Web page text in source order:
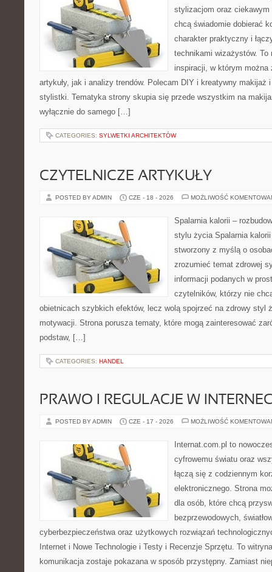
stylizacjom oraz ciekawym
chcą świadomie dobierać
charakter praktyczny i
technikami wizażystów. To
inspiracji, w którym
artykuły, jak i analizy trendów. Polecam DIY i kreatywny makijaż
stylistki. Tematyka strony skupia się przede wszystkim na
wyłącznie do samego […]
CATEGORIES: SYLWETKI ARCHITEKTÓW
CZYTELNICZE ARTYKUŁY
POSTED BY ADMIN CZE - 18 - 2026 MOŻLIWOŚĆ
Spalarnia kalorii –
stylu życia Spalarnia
stworzony z myślą o
zrozumieć temat zdrowej
informacji podanych w
czytelników, którzy nie
obietnicach szybkich efektów, lecz wolą spojrzeć na zdrowy styl
motywacji. Strona porusza tematy, które mogą zainteresować
podstaw, […]
CATEGORIES: HANDEL
PRAWO I REGULACJE W
POSTED BY ADMIN CZE - 17 - 2026 MOŻLIWOŚĆ
Internat.com.pl to
cyfrowemu światu oraz
łączą się z codziennym
elektronicznego. Strona
dla osób, które chcą
bezprzewodowych,
cyberbezpieczeństwa oraz użytkowych rozwiązań
Internet i Nowe Technologie i Testy i Recenzje Sprzętu. To
komunikacja zostaje pokazana w sposób przystępny. Zamiast